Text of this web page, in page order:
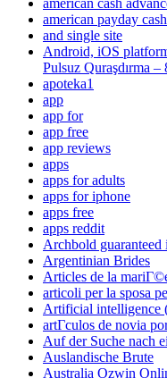
american cash
american payday
and single site
Android, iOS
Pulsuz Quraşdırma –
apoteka1
app
app for
app free
app reviews
apps
apps for adults
apps for iphone
apps free
apps reddit
Archbold guaranteed
Argentinian Brides
Articles de la
articoli per la sposa
Artificial intelligence
artГ­culos de novia
Auf der Suche nach
Auslandische Brute
Australia Ozwin